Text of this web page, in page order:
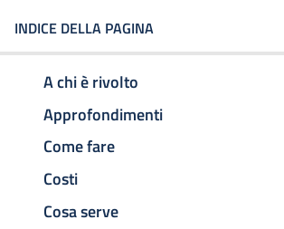
INDICE DELLA PAGINA
A chi è rivolto
Approfondimenti
Come fare
Costi
Cosa serve